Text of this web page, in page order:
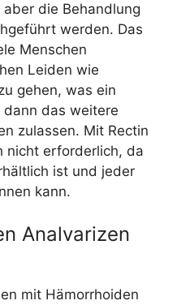
die Behandlung
werden. Das
Menschen
Leiden wie
gehen, was ein
dann das weitere
zulassen. Mit Rectin
nicht erforderlich, da
ist und jeder
kann.
Analvarizen
mit Hämorrhoiden